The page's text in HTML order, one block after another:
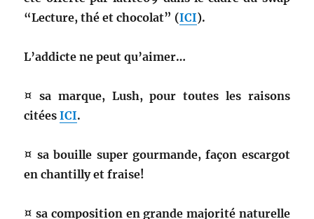
“Lecture, thé et chocolat” (ICI).
L’addicte ne peut qu’aimer…
¤ sa marque, Lush, pour toutes les raisons
citéesICI.
¤ sa bouille super gourmande, façon escargot
en chantilly et fraise!
¤ sa composition en grande majorité naturelle